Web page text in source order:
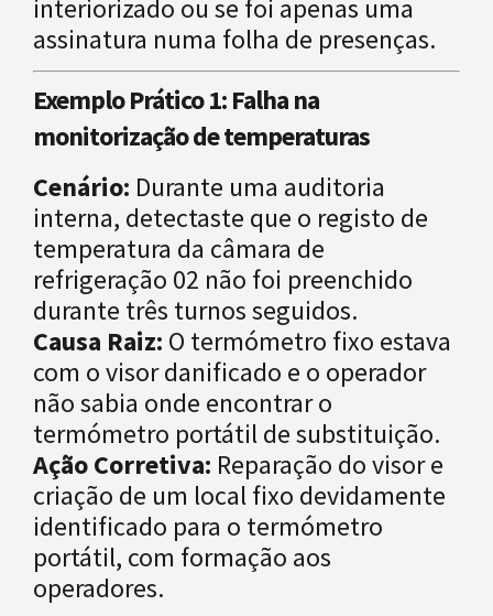
interiorizado ou se foi apenas uma
assinatura numa folha de presenças.
Exemplo Prático 1: Falha na
monitorização de temperaturas
Cenário: Durante uma auditoria
interna, detectaste que o registo de
temperatura da câmara de
refrigeração 02 não foi preenchido
durante três turnos seguidos.
Causa Raiz: O termómetro fixo estava
com o visor danificado e o operador
não sabia onde encontrar o
termómetro portátil de substituição.
Ação Corretiva: Reparação do visor e
criação de um local fixo devidamente
identificado para o termómetro
portátil, com formação aos
operadores.